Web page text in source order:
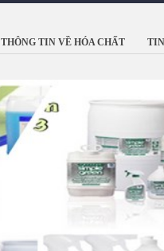
THÔNG TIN VỀ HÓA CHẤT